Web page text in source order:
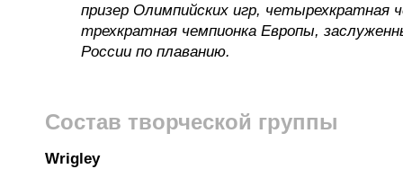
призер Олимпийских игр, четырехкратная
трехкратная чемпионка Европы,
России по плаванию.
Состав творческой группы
Wrigley